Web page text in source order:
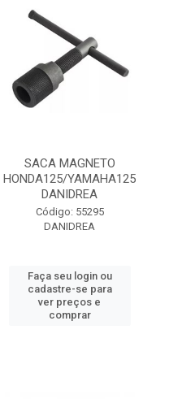
SACA MAGNETO
HONDA125/YAMAHA125
DANIDREA
Código: 55295
DANIDREA
Faça seu login ou
cadastre-se para
ver preços e
comprar